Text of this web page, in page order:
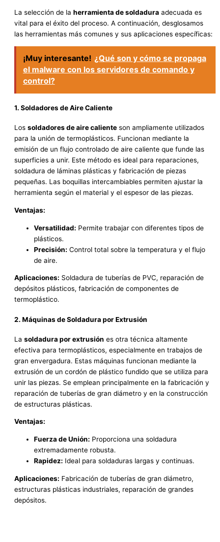
La selección de laherramienta de soldadura adecuada es
vital para el éxito del proceso. A continuación, desglosamos
las herramientas más comunes y sus aplicaciones específicas:
¡Muy interesante! ¿Qué son y cómo se propaga
el malware con los servidores de comando y
control?
1. Soldadores de Aire Caliente
Lossoldadores de aire caliente son ampliamente utilizados
para la unión de termoplásticos. Funcionan mediante la
emisión de un flujo controlado de aire caliente que funde las
superficies a unir. Este método es ideal para reparaciones,
soldadura de láminas plásticas y fabricación de piezas
pequeñas. Las boquillas intercambiables permiten ajustar la
herramienta según el material y el espesor de las piezas.
Ventajas:
Versatilidad: Permite trabajar con diferentes tipos de
plásticos.
Precisión: Control total sobre la temperatura y el flujo
de aire.
Aplicaciones: Soldadura de tuberías de PVC, reparación de
depósitos plásticos, fabricación de componentes de
termoplástico.
2. Máquinas de Soldadura por Extrusión
Lasoldadura por extrusión es otra técnica altamente
efectiva para termoplásticos, especialmente en trabajos de
gran envergadura. Estas máquinas funcionan mediante la
extrusión de un cordón de plástico fundido que se utiliza para
unir las piezas. Se emplean principalmente en la fabricación y
reparación de tuberías de gran diámetro y en la construcción
de estructuras plásticas.
Ventajas:
Fuerza de Unión: Proporciona una soldadura
extremadamente robusta.
Rapidez: Ideal para soldaduras largas y continuas.
Aplicaciones: Fabricación de tuberías de gran diámetro,
estructuras plásticas industriales, reparación de grandes
depósitos.